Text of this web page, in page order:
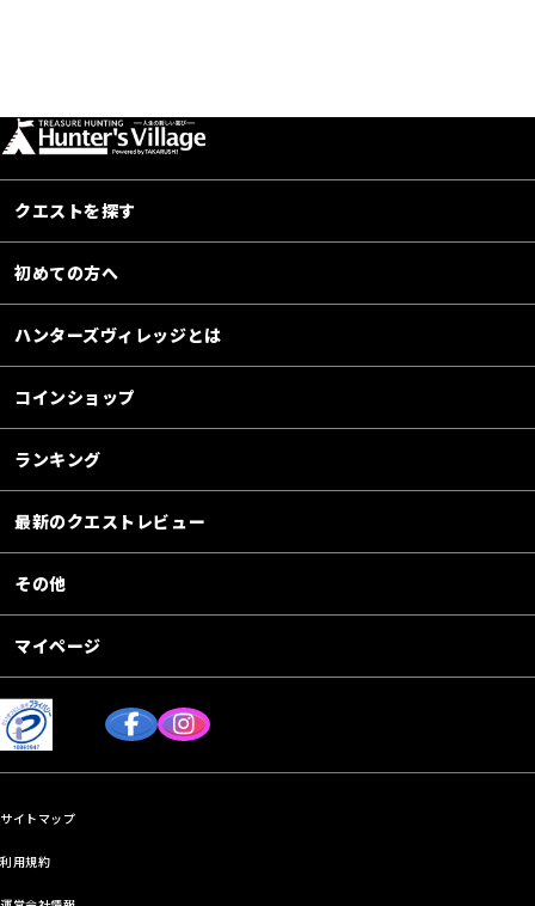
クエストを探す
初めての方へ
ハンターズヴィレッジとは
コインショップ
ランキング
最新のクエストレビュー
その他
マイページ
サイトマップ
利用規約